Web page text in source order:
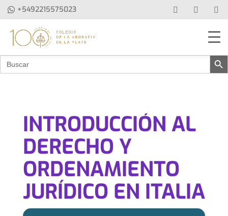
+5492215575023
Buscar: Botón de
INTRODUCCIÓN AL
DERECHO Y
ORDENAMIENTO
JURÍDICO EN ITALIA